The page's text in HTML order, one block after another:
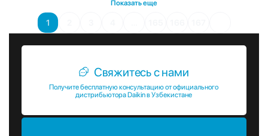
Показать еще
1
Свяжитесь с нами
Получите бесплатную консультацию от официального
дистрибьютора Daikin в Узбекистане